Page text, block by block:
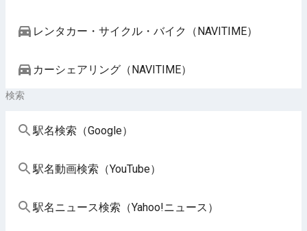
レンタカー・サイクル・バイク（NAVITIME）
カーシェアリング（NAVITIME）
検索
駅名検索（Google）
駅名動画検索（YouTube）
駅名ニュース検索（Yahoo!ニュース）